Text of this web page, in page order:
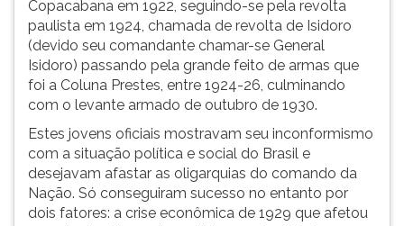
Copacabana em 1922, seguindo-se pela revolta
paulista em 1924, chamada de revolta de Isidoro
(devido seu comandante chamar-se General
Isidoro) passando pela grande feito de armas que
foi a Coluna Prestes, entre 1924-26, culminando
com o levante armado de outubro de 1930.
Estes jovens oficiais mostravam seu inconformismo
com a situação política e social do Brasil e
desejavam afastar as oligarquias do comando da
Nação. Só conseguiram sucesso no entanto por
dois fatores: a crise econômica de 1929 que afetou